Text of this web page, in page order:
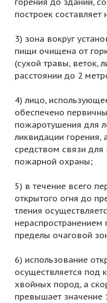
построек
3) зона вокруг
пищи очищена от
(сухой травы, веток,
расстоянии до 2
4) лицо,
обеспечено
пожаротушения для
ликвидации
средством связи
пожарной охраны;
5) в течение всего
открытого огня до
тления
нераспространением
пределы очаговой
6) использование
осуществляется под
хвойных пород, а
превышает значение